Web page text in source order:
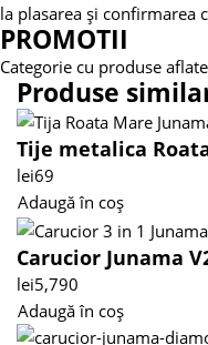
la plasarea și confirmarea
PROMOTII
Categorie cu produse
Produse
Tije metalica
lei69
Adaugă în coș
Carucior Junama
lei5,790
Adaugă în coș